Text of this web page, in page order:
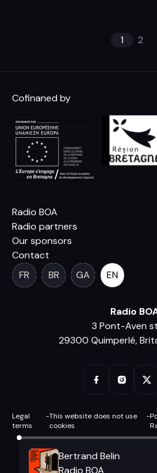
1 2
Cofinaned by
Radio BOA
Radio partners
Our sponsors
Contact
FR
BR GA EN
Radio
3 Pont-Aven
29300 Quimperlé,
Legal
terms
-This website does not use
cookies
-
Bertrand Belin
Radio BOA